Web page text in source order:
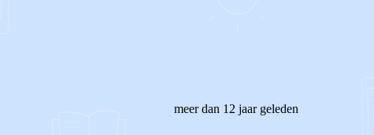
meer dan 12 jaar geleden